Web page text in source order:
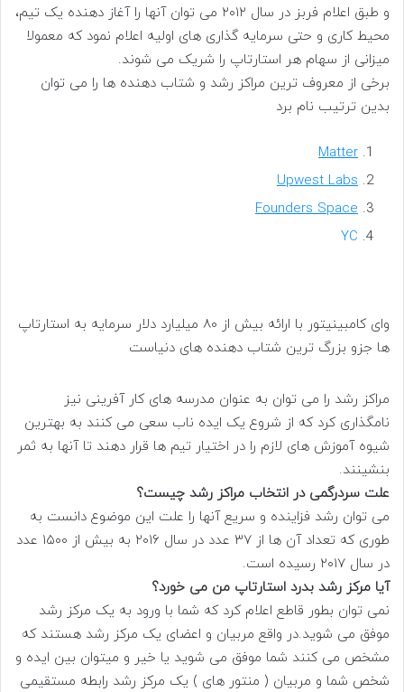
و طبق اعلام فربز در سال ۲۰۱۲ می توان آنها را آغاز دهنده یک تیم،
محیط کاری و حتی سرمایه گذاری های اولیه اعلام نمود که معمولا
میزانی از سهام هر استارتاپ را شریک می شوند.
برخی از معروف ترین مراکز رشد و شتاب دهنده ها را می توان
بدین ترتیب نام برد
Matter
Upwest Labs
Founders Space
YC
وای کامبینیتور با ارائه بیش از ۸۰ میلیارد دلار سرمایه به استارتاپ
ها جزو بزرگ ترین شتاب دهنده های دنیاست
مراکز رشد را می توان به عنوان مدرسه های کار آفرینی نیز
نامگذاری کرد که از شروع یک ایده ناب سعی می کنند به بهترین
شیوه آموزش های لازم را در اختیار تیم ها قرار دهند تا آنها به ثمر
بنشینند.
علت سردرگمی در انتخاب مراکز رشد چیست؟
می توان رشد فزاینده و سریع آنها را علت این موضوع دانست به
طوری که تعداد آن ها از ۳۷ عدد در سال ۲۰۱۶ به بیش از ۱۵۰۰ عدد
در سال ۲۰۱۷ رسیده است.
آیا مرکز رشد بدرد استارتاپ من می خورد؟
نمی توان بطور قاطع اعلام کرد که شما با ورود به یک مرکز رشد
موفق می شوید.در واقع مربیان و اعضای یک مرکز رشد هستند که
مشخص می کنند شما موفق می شوید یا خیر و میتوان بین ایده و
شخص شما و مربیان ( منتور های ) یک مرکز رشد رابطه مستقیمی